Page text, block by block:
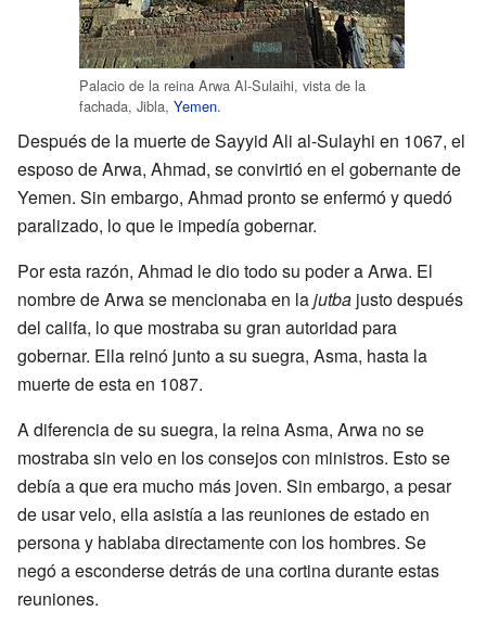
Palacio de la reina Arwa Al-Sulaihi, vista de la
fachada, Jibla, Yemen.
Después de la muerte de Sayyid Ali al-Sulayhi en 1067, el
esposo de Arwa, Ahmad, se convirtió en el gobernante de
Yemen. Sin embargo, Ahmad pronto se enfermó y quedó
paralizado, lo que le impedía gobernar.
Por esta razón, Ahmad le dio todo su poder a Arwa. El
nombre de Arwa se mencionaba en lajutba justo después
del califa, lo que mostraba su gran autoridad para
gobernar. Ella reinó junto a su suegra, Asma, hasta la
muerte de esta en 1087.
A diferencia de su suegra, la reina Asma, Arwa no se
mostraba sin velo en los consejos con ministros. Esto se
debía a que era mucho más joven. Sin embargo, a pesar
de usar velo, ella asistía a las reuniones de estado en
persona y hablaba directamente con los hombres. Se
negó a esconderse detrás de una cortina durante estas
reuniones.